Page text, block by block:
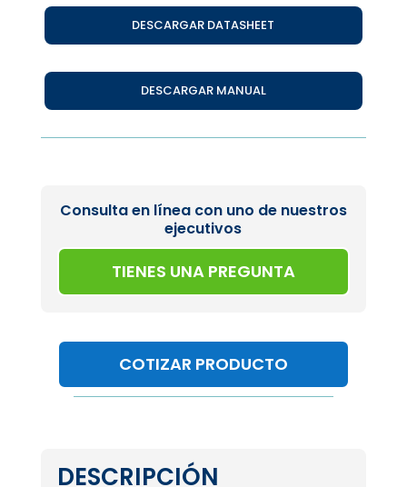
DESCARGAR DATASHEET
DESCARGAR MANUAL
Consulta en línea con uno de nuestros
ejecutivos
TIENES UNA PREGUNTA
COTIZAR PRODUCTO
DESCRIPCIÓN